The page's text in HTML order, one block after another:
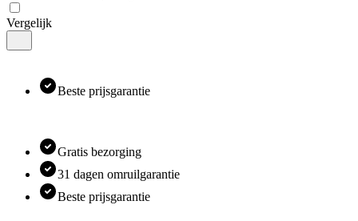
Vergelijk
Beste prijsgarantie
Gratis bezorging
31 dagen omruilgarantie
Beste prijsgarantie